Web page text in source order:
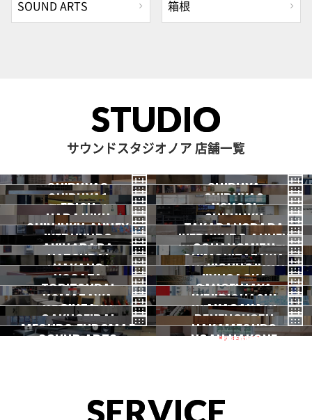
SOUND ARTS 箱根
STUDIO
サウンドスタジオノア 店舗一覧
SHIBUYA3
渋谷3号
2026.07 OPEN
SHIBUYA
渋谷本店
SHIBUYA1
渋谷1号
SHIBUYA2
渋谷2号
EBISU
恵比寿
YOYOGI
代々木
HARAJUKU
原宿
SHINJUKU
新宿
SHINJUKU ANNEX
新宿ANNEX
TAKADANOBABA
高田馬場
IKEBUKURO
池袋
IKEBUKURO ANNEX
池袋ANNEX
AKIHABARA
秋葉原
OCHANOMIZU
御茶ノ水
HATSUDAI
初台
SHIMOKITAZAWA
下北沢
NAKANO
中野
KICHIJOJI
吉祥寺
NOGATA
野方
JIYUGAOKA
自由が丘
TORITSUDAI
都立大
SANGENJAYA
三軒茶屋
KOMAZAWA
駒沢
IKEJIRIOHASHI
池尻大橋
一時閉店中
GINZA
銀座
AKASAKA
赤坂
GAKUGEIDAI
学芸大
DENENCHOFU
田園調布
MEGURO FUDOMAE NAKAMEGURO
SOUND ARTS NOAH HAKONE
SERVICE